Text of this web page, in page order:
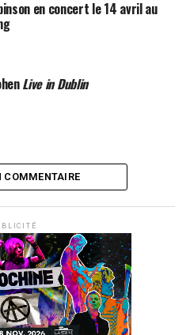
en concert le 14 avril au
Live in Dublin
COMMENTAIRE